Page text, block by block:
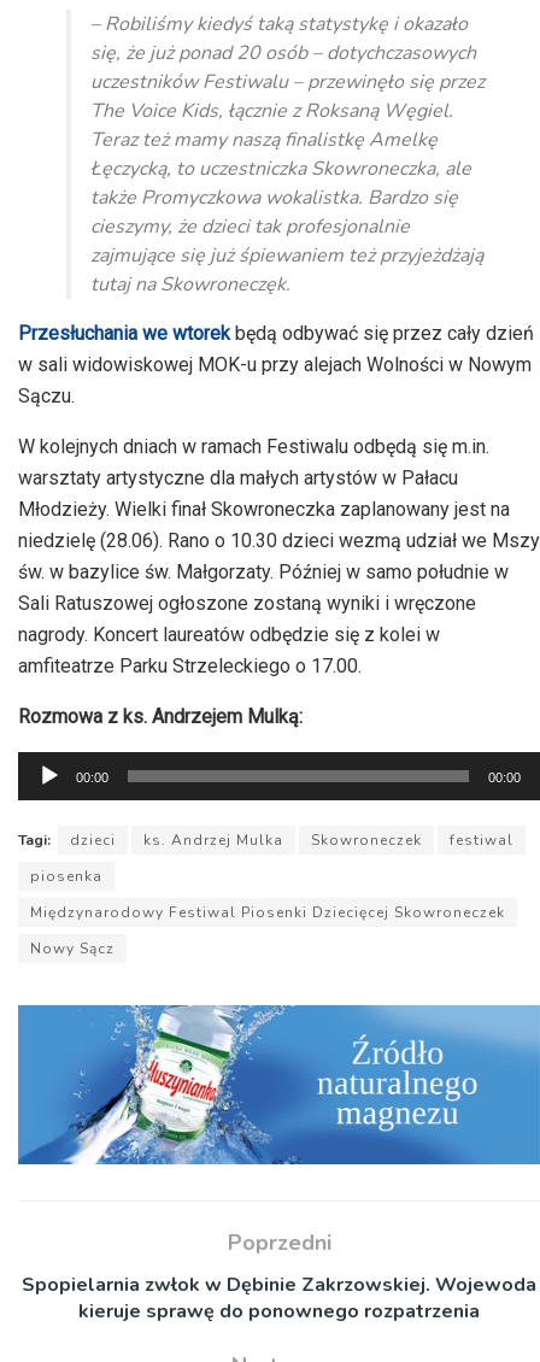
dźwiękowych– Robiliśmy kiedyś taką statystykę i okazało
się, że już ponad 20 osób – dotychczasowych
uczestników Festiwalu – przewinęło się przez
The Voice Kids, łącznie z Roksaną Węgiel.
Teraz też mamy naszą finalistkę Amelkę
Łęczycką, to uczestniczka Skowroneczka, ale
także Promyczkowa wokalistka. Bardzo się
cieszymy, że dzieci tak profesjonalnie
zajmujące się już śpiewaniem też przyjeżdżają
tutaj na Skowroneczęk.
Przesłuchania we wtorekbędą odbywać się przez cały dzień
w sali widowiskowej MOK-u przy alejach Wolności w Nowym
Sączu.
W kolejnych dniach w ramach Festiwalu odbędą się m.in.
warsztaty artystyczne dla małych artystów w Pałacu
Młodzieży. Wielki finał Skowroneczka zaplanowany jest na
niedzielę (28.06). Rano o 10.30 dzieci wezmą udział we Mszy
św. w bazylice św. Małgorzaty. Później w samo południe w
Sali Ratuszowej ogłoszone zostaną wyniki i wręczone
nagrody. Koncert laureatów odbędzie się z kolei w
amfiteatrze Parku Strzeleckiego o 17.00.
Rozmowa z ks. Andrzejem Mulką:
Odtwarzacz
plików
dźwiękowych
00:00 00:00
Tagi: dzieci ks. Andrzej Mulka Skowroneczek
festiwal
piosenka
Międzynarodowy Festiwal Piosenki Dziecięcej Skowroneczek
Nowy Sącz
Poprzedni
Spopielarnia zwłok w Dębinie Zakrzowskiej. Wojewoda
kieruje sprawę do ponownego rozpatrzenia